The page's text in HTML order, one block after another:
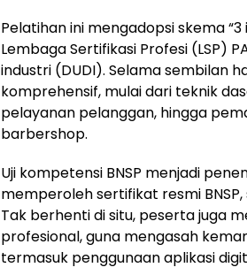
Pelatihan ini mengadopsi skema
Lembaga Sertifikasi Profesi (LSP)
industri (DUDI). Selama sembilan
komprehensif, mulai dari teknik
pelayanan pelanggan, hingga
barbershop.
Uji kompetensi BNSP menjadi
memperoleh sertifikat resmi
Tak berhenti di situ, peserta juga
profesional, guna mengasah
termasuk penggunaan aplikasi